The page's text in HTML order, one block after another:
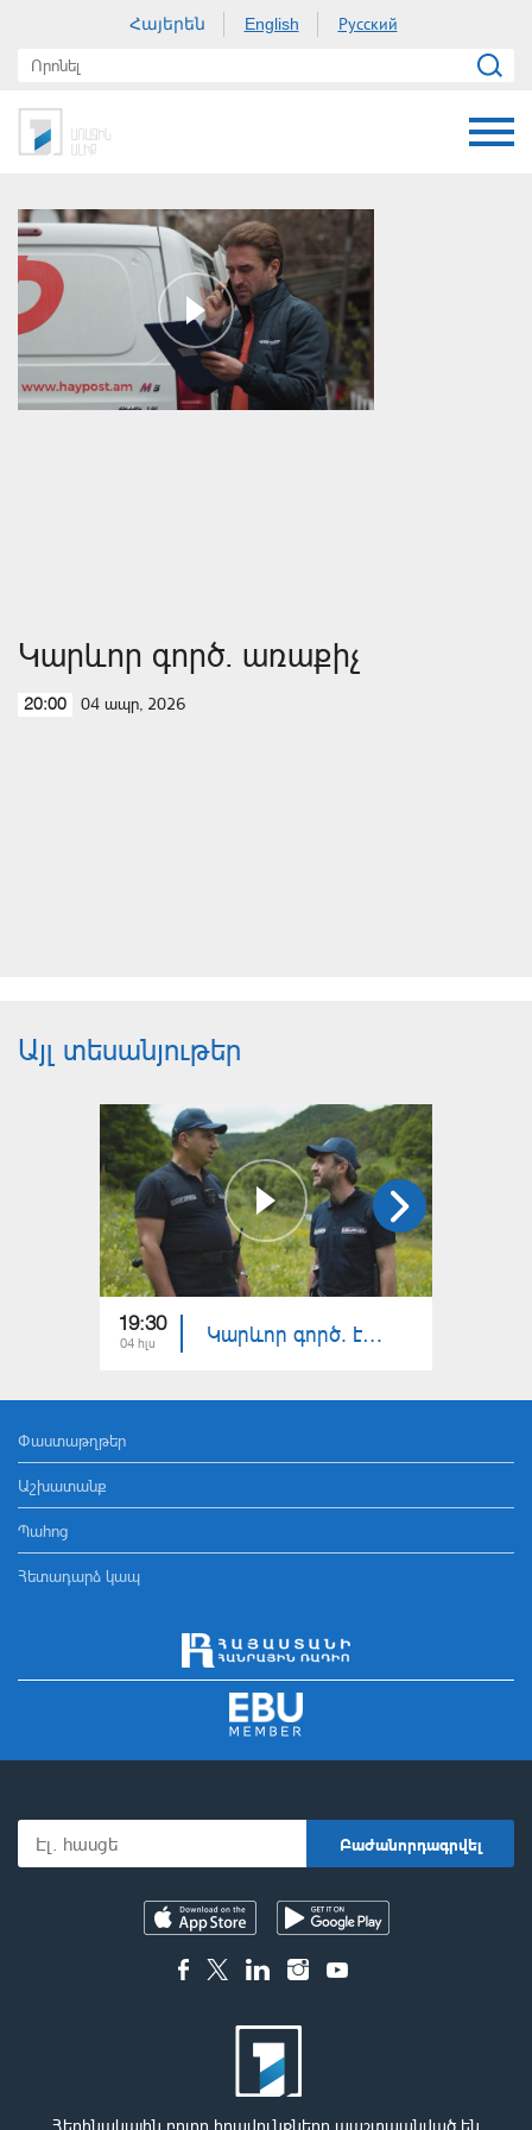
Հայերեն English Русский
Կարևոր գործ. առաքիչ
20:00 04 ապր, 2026
Այլ տեսանյութեր
19:30
04 հլս Կարևոր գործ. էկո պարեկ
Փաստաթղթեր
Աշխատանք
Պահոց
Հետադարձ կապ
Հեղինակային բոլոր իրավունքները պաշտպանված են